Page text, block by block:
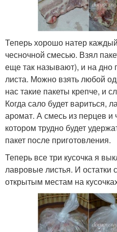
Теперь хорошо натер
чесночной смесью. Взял
еще так называют), и на дно
листа. Можно взять любой
нас такие пакеты крепче, и
Когда сало будет вариться,
аромат. А смесь из перцев и
котором трудно будет
пакет после приготовления.
Теперь все три кусочка я
лавровые листья. И
открытым местам на